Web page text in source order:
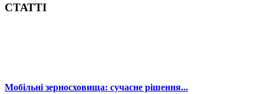
СТАТТІ
Мобільні зерносховища: сучасне рішення...